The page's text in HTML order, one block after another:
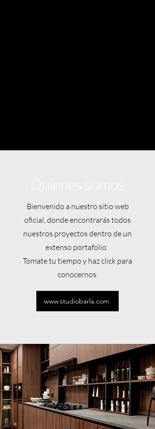
Bienvenido a nuestro sitio web
oficial, donde encontrarás todos
nuestros proyectos dentro de un
extenso portafolio.
Tomate tu tiempo y haz click para
conocernos.
www.studiobarla.com